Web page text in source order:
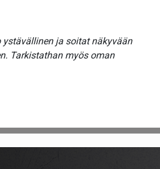
ja soitat näkyvään
Tarkistathan myös oman